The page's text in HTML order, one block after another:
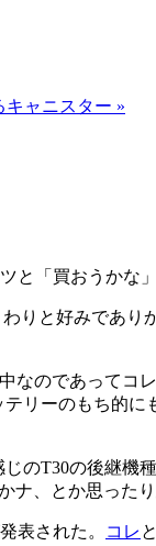
ャニスター »
「買おうかな」
りと好みであり
なのであってコ
リーのもち的に
じのT30の後継
、とか思ったり
表された。 コレ